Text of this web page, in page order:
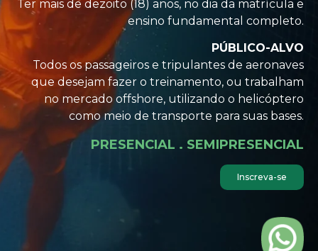
Ter mais de dezoito (18) anos, no dia da matrícula e
ensino fundamental completo.
PÚBLICO-ALVO
Todos os passageiros e tripulantes de aeronaves
que desejam fazer o treinamento, ou trabalham
no mercado offshore, utilizando o helicóptero
como meio de transporte para suas bases.
PRESENCIAL . SEMIPRESENCIAL
Inscreva-se